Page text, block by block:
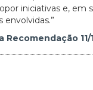
iniciativas e, em
envolvidas.”
Recomendação